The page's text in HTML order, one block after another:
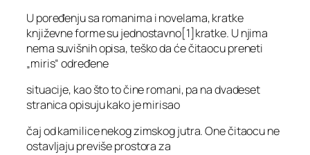
U poređenju sa romanima i novelama, kratke
književne forme su jednostavno[1]kratke. U njima
nema suvišnih opisa, teško da će čitaocu preneti
„miris“ određene
situacije, kao što to čine romani, pa na dvadeset
stranica opisuju kako je mirisao
čaj od kamilice nekog zimskog jutra. One čitaocu ne
ostavljaju previše prostora za